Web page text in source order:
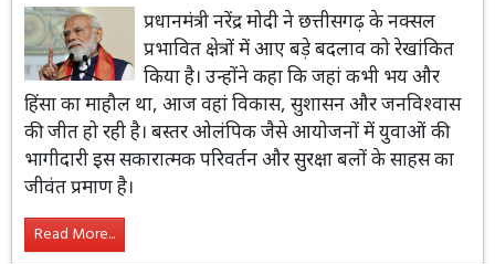
प्रधानमंत्री नरेंद्र मोदी ने छत्तीसगढ़ के नक्सल
प्रभावित क्षेत्रों में आए बड़े बदलाव को रेखांकित
किया है। उन्होंने कहा कि जहां कभी भय और
हिंसा का माहौल था, आज वहां विकास, सुशासन और जनविश्वास
की जीत हो रही है। बस्तर ओलंपिक जैसे आयोजनों में युवाओं की
भागीदारी इस सकारात्मक परिवर्तन और सुरक्षा बलों के साहस का
जीवंत प्रमाण है।
Read More...